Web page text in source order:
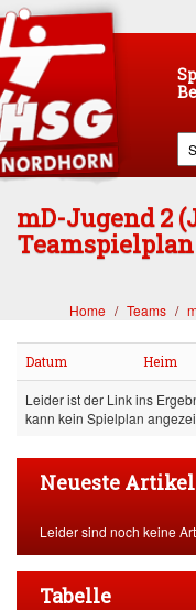
mD-Jugend 2
Teamspielplan
Home Teams
Datum Heim
Leider ist der Link ins
kann kein Spielplan
Neueste Artikel
Leider sind noch keine
Tabelle